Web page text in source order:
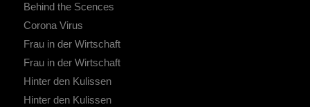
Behind the Scences
Corona Virus
Frau in der Wirtschaft
Frau in der Wirtschaft
Hinter den Kulissen
Hinter den Kulissen